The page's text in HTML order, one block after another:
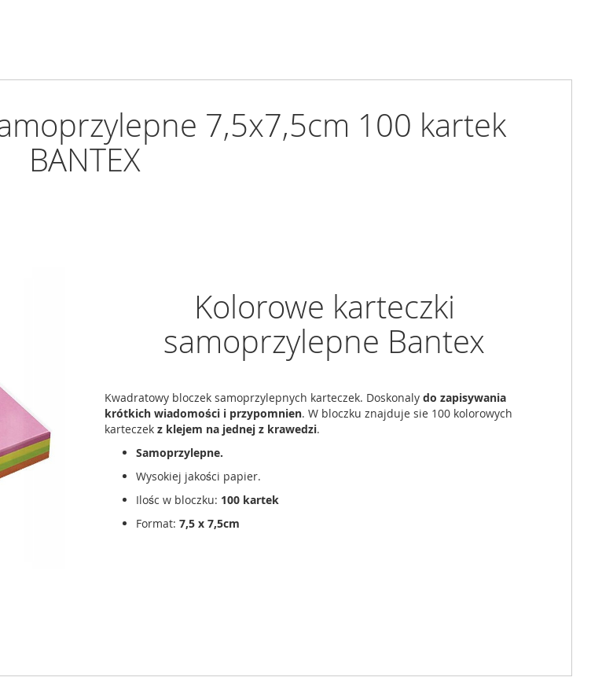
7,5x7,5cm 100 kartek
BANTEX
Kolorowe karteczki
samoprzylepne Bantex
Kwadratowy bloczek samoprzylepnych karteczek. Doskonaly do zapisywania
krótkich wiadomości i przypomnien. W bloczku znajduje sie 100 kolorowych
karteczek z klejem na jednej z krawedzi.
Samoprzylepne.
Wysokiej jakości papier.
Ilośc w bloczku: 100 kartek
Format: 7,5 x 7,5cm